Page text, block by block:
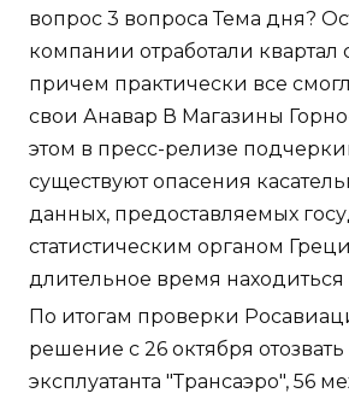
вопрос 3 вопроса Тема дня?
компании отработали
причем практически все
свои Анавар В Магазины
этом в пресс-релизе
существуют опасения
данных, предоставляемых
статистическим органом
длительное время
По итогам проверки
решение с 26 октября
эксплуатанта "Трансаэро", 56